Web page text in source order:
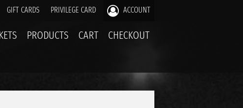
GIFT CARDS PRIVILEGE CARD ACCOUNT
PRODUCTS CART CHECKOUT